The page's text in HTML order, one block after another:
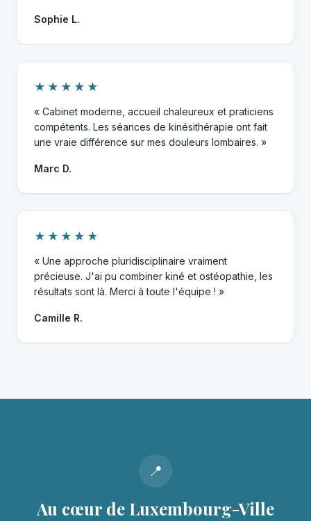
Sophie L.
★★★★★
« Cabinet moderne, accueil chaleureux et praticiens
compétents. Les séances de kinésithérapie ont fait
une vraie différence sur mes douleurs lombaires. »
Marc D.
★★★★★
« Une approche pluridisciplinaire vraiment
précieuse. J'ai pu combiner kiné et ostéopathie, les
résultats sont là. Merci à toute l'équipe ! »
Camille R.
📍
Au cœur de Luxembourg-Ville